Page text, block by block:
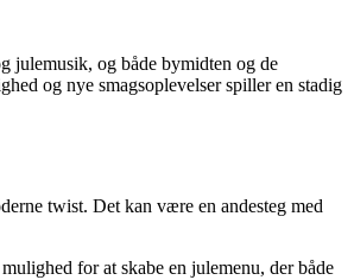
julemusik, og både bymidten og de
og nye smagsoplevelser spiller en stadig
twist. Det kan være en andesteg med
for at skabe en julemenu, der både